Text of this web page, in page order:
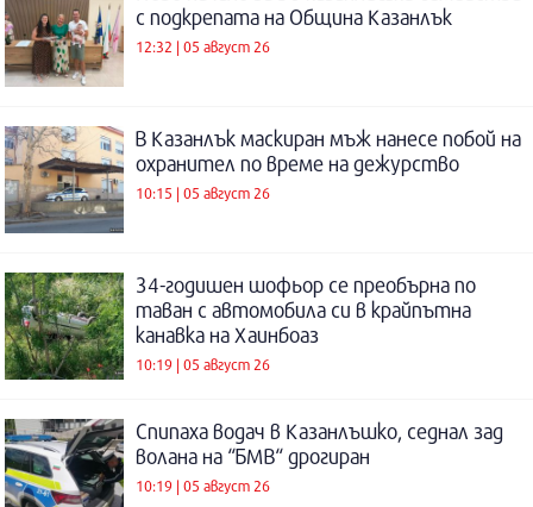
с подкрепата на Община Казанлък
12:32 | 05 август 26
В Казанлък маскиран мъж нанесе побой на
охранител по време на дежурство
10:15 | 05 август 26
34-годишен шофьор се преобърна по
таван с автомобила си в крайпътна
канавка на Хаинбоаз
10:19 | 05 август 26
Спипаха водач в Казанлъшко, седнал зад
волана на “БМВ“ дрогиран
10:19 | 05 август 26